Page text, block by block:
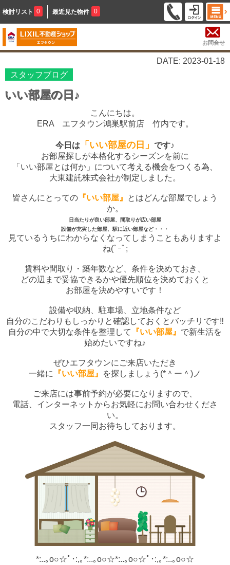
検討リスト 0 最近見た物件 0
お問合せ
DATE: 2023-01-18
スタッフブログ
いい部屋の日♪
こんにちは。
ERA エフタウン鴻巣駅前店 竹内です。
今日は 「いい部屋の日」 です♪
お部屋探しが本格化するシーズンを前に
「いい部屋とは何か」について考える機会をつくる為、
大東建託株式会社が制定しました。
皆さんにとっての 『いい部屋』
とはどんな部屋でしょう
か。
日当たりが良い部屋、間取りが広い部屋
設備が充実した部屋、駅に近い部屋など・・・
見ているうちにわからなくなってしまうこともありますよ
ね(ﾟｰﾟ;
賃料や間取り・築年数など、条件を決めておき、
どの辺まで妥協できるかや優先順位を決めておくと
お部屋を決めやすいです！
設備や収納、駐車場、立地条件など
自分のこだわりもしっかりと確認しておくとバッチリです‼
自分の中で大切な条件を整理して
『いい部屋』 で新生活を
始めたいですね♪
ぜひエフタウンにご来店いただき
一緒に
『いい部屋』 を探しましょう(*＾ー＾)ノ
ご来店には事前予約が必要になりますので、
電話、インターネットからお気軽にお問い合わせくださ
い。
スタッフ一同お待ちしております。
*:..｡o○☆ﾟ･:,｡*:..｡o○☆*:..｡o○☆ﾟ･:,｡*:..｡o○☆